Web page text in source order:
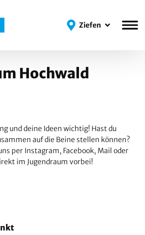
Ziefen
Ziefen
Hochwald
und deine Ideen wichtig! Hast du
auf die Beine stellen können?
per Instagram, Facebook, Mail oder
im Jugendraum vorbei!